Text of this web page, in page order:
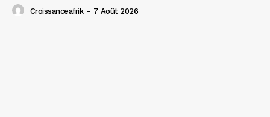
Croissanceafrik - 7 Août 2026